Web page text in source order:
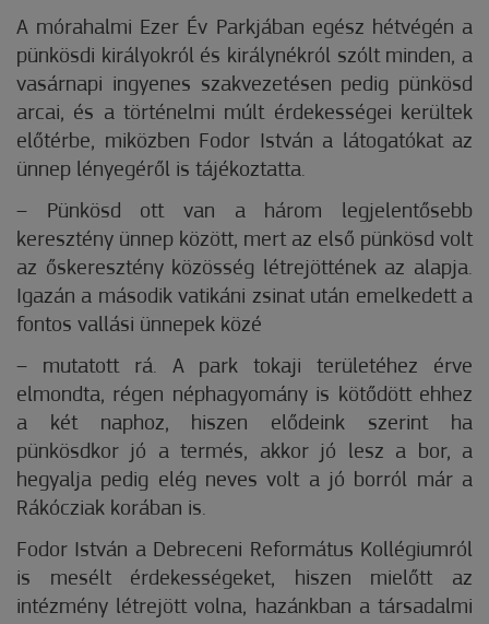
A mórahalmi Ezer Év Parkjában egész hétvégén a
pünkösdi királyokról és királynékról szólt minden, a
vasárnapi ingyenes szakvezetésen pedig pünkösd
arcai, és a történelmi múlt érdekességei kerültek
előtérbe, miközben Fodor István a látogatókat az
ünnep lényegéről is tájékoztatta.
– Pünkösd ott van a három legjelentősebb
keresztény ünnep között, mert az első pünkösd volt
az őskeresztény közösség létrejöttének az alapja.
Igazán a második vatikáni zsinat után emelkedett a
fontos vallási ünnepek közé
– mutatott rá. A park tokaji területéhez érve
elmondta, régen néphagyomány is kötődött ehhez
a két naphoz, hiszen elődeink szerint ha
pünkösdkor jó a termés, akkor jó lesz a bor, a
hegyalja pedig elég neves volt a jó borról már a
Rákócziak korában is.
Fodor István a Debreceni Református Kollégiumról
is mesélt érdekességeket, hiszen mielőtt az
intézmény létrejött volna, hazánkban a társadalmi